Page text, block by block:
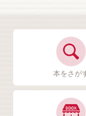
本をさが